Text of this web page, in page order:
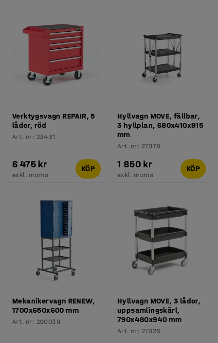
Verktygsvagn REPAIR, 5
lådor, röd
Art. nr: 23431
6 475 kr
exkl. moms
KÖP
Hyllvagn MOVE, fällbar,
3 hyllplan, 680x410x915
mm
Art. nr: 27078
1 850 kr
exkl. moms
KÖP
Mekanikervagn RENEW,
1700x650x600 mm
Art. nr: 290039
Hyllvagn MOVE, 3 lådor,
uppsamlingskärl,
790x480x940 mm
Art. nr: 27026